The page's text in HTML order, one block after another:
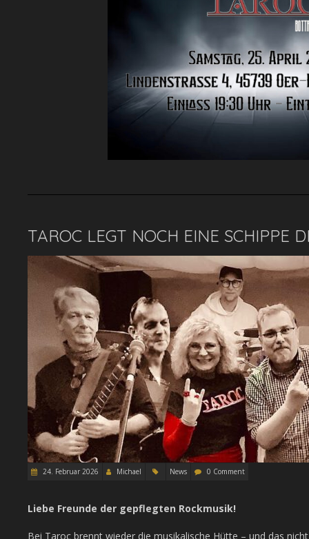
TAROC LEGT NOCH EINE SCHIPPE
24. Februar 2026 Michael News 0 Comment
Liebe Freunde der gepflegten Rockmusik!
Bei Taroc brennt wieder die musikalische Hütte – und das